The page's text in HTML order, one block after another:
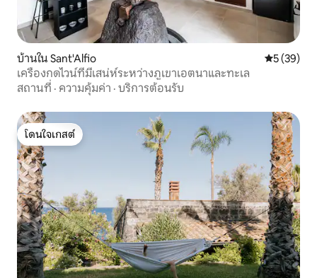
บ้านใน Sant'Alfio คะแนนเฉลี่
5 (39)
เครื่องกดไวน์ที่มีเสน่ห์ระหว่างภูเขาเอตนาและทะเล
สถานที่ · ความคุ้มค่า · บริการต้อนรับ
โดนใจเกสต์
โดนใจเกสต์